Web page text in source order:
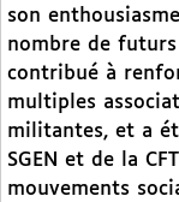
son
nombre de
contribué à
multiples
militantes, et a
SGEN et de la
mouvements